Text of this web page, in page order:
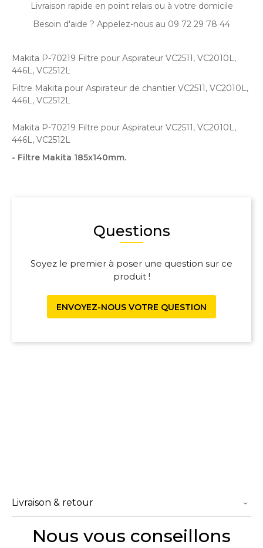
Livraison rapide en point relais ou à votre domicile
Besoin d'aide ? Appelez-nous au 09 72 29 78 44
Makita P-70219 Filtre pour Aspirateur VC2511, VC2010L,
446L, VC2512L
Filtre Makita pour Aspirateur de chantier VC2511, VC2010L,
446L, VC2512L
Makita P-70219 Filtre pour Aspirateur VC2511, VC2010L,
446L, VC2512L
- Filtre Makita 185x140mm.
Questions
Soyez le premier à poser une question sur ce
produit !
ENVOYEZ-NOUS VOTRE QUESTION
Livraison & retour
Nous vous conseillons